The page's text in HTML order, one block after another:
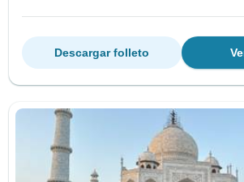
Descargar folleto